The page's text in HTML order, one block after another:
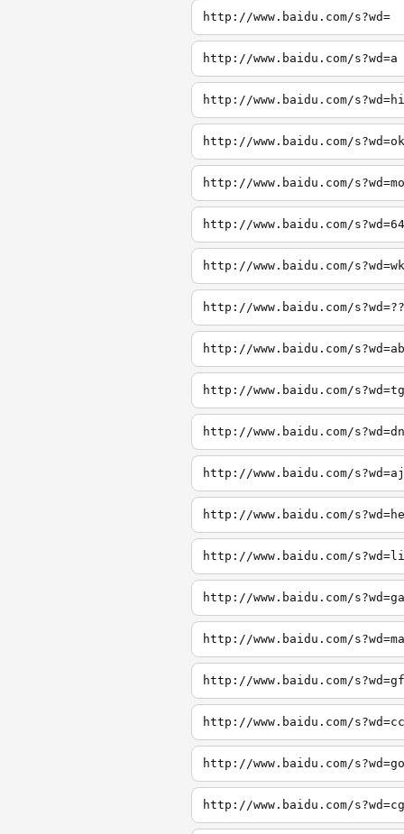
http://www.baidu.com/s?wd=
http://www.baidu.com/s?wd=a
http://www.baidu.com/s?wd=hi
http://www.baidu.com/s?wd=ok
http://www.baidu.com/s?wd=mo
http://www.baidu.com/s?wd=64
http://www.baidu.com/s?wd=wk
http://www.baidu.com/s?wd=??
http://www.baidu.com/s?wd=ab
http://www.baidu.com/s?wd=tg
http://www.baidu.com/s?wd=dn
http://www.baidu.com/s?wd=aj
http://www.baidu.com/
http://www.baidu.com/
http://www.baidu.com/
http://www.baidu.com/
http://www.baidu.com/
http://www.baidu.com/
http://www.baidu.com/
http://www.baidu.com/